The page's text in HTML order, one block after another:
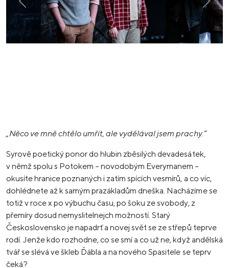
Previous Next
„Něco ve mně chtělo umřít, ale vydělával jsem prachy.“
Syrově poetický ponor do hlubin zběsilých devadesátek,
v němž spolu s Potokem – novodobým Everymanem –
okusíte hranice poznaných i zatím spících vesmírů, a co víc,
dohlédnete až k samým prazákladům dneška. Nacházíme se
totiž v roce x po výbuchu času, po šoku ze svobody, z
přemíry dosud nemyslitelnejch možností. Starý
Československo je napadrť a novej svět se ze střepů teprve
rodí. Jenže kdo rozhodne, co se smí a co už ne, když andělská
tvář se slévá ve škleb Ďábla a na nového Spasitele se teprv
čeká?